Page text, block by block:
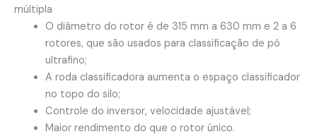
múltipla
O diâmetro do rotor é de 315 mm a 630 mm e 2 a 6
rotores, que são usados para classificação de pó
ultrafino;
A roda classificadora aumenta o espaço classificador
no topo do silo;
Controle do inversor, velocidade ajustável;
Maior rendimento do que o rotor único.